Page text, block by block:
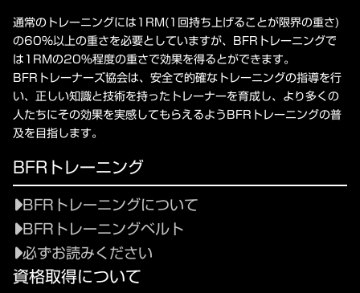
通常のトレーニングには1RM(1回持ち上げることが限界の重さ)
の60%以上の重さを必要としていますが、BFRトレーニングで
は1RMの20%程度の重さで効果を得るとができます。
BFRトレーナーズ協会は、安全で的確なトレーニングの指導を行
い、正しい知識と技術を持ったトレーナーを育成し、より多くの
人たちにその効果を実感してもらえるようBFRトレーニングの普
及を目指します。
BFRトレーニング
BFRトレーニングについて
BFRトレーニングベルト
必ずお読みください
資格取得について